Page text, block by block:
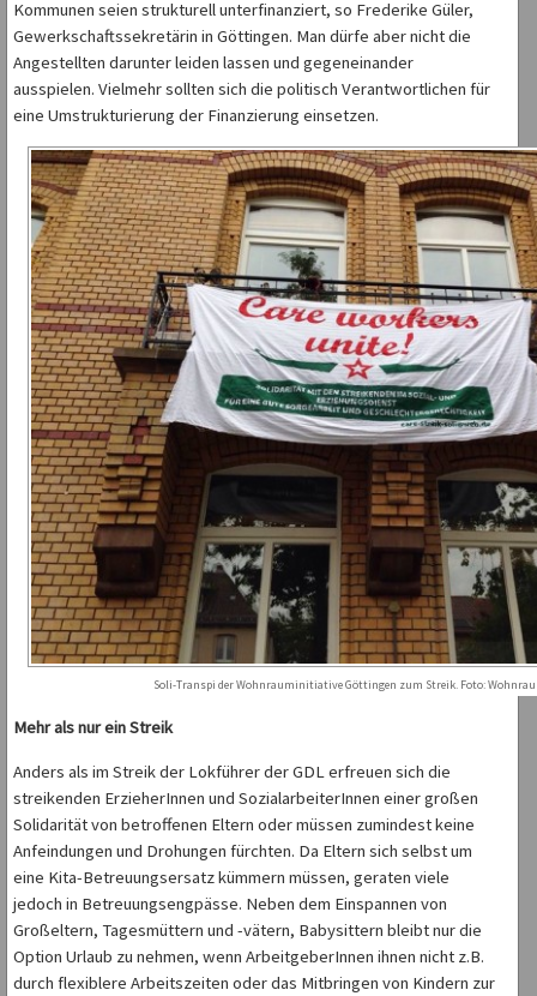
Kommunen seien strukturell unterfinanziert, so Frederike Güler,
Gewerkschaftssekretärin in Göttingen. Man dürfe aber nicht die
Angestellten darunter leiden lassen und gegeneinander
ausspielen. Vielmehr sollten sich die politisch Verantwortlichen für
eine Umstrukturierung der Finanzierung einsetzen.
Soli-Transpi der Wohnrauminitiative Göttingen zum Streik. Foto:
Mehr als nur ein Streik
Anders als im Streik der Lokführer der GDL erfreuen sich die
streikenden ErzieherInnen und SozialarbeiterInnen einer großen
Solidarität von betroffenen Eltern oder müssen zumindest keine
Anfeindungen und Drohungen fürchten. Da Eltern sich selbst um
eine Kita-Betreuungsersatz kümmern müssen, geraten viele
jedoch in Betreuungsengpässe. Neben dem Einspannen von
Großeltern, Tagesmüttern und -vätern, Babysittern bleibt nur die
Option Urlaub zu nehmen, wenn ArbeitgeberInnen ihnen nicht z.B.
durch flexiblere Arbeitszeiten oder das Mitbringen von Kindern zur